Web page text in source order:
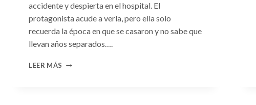
accidente y despierta en el hospital. El
protagonista acude a verla, pero ella solo
recuerda la época en que se casaron y no sabe que
llevan años separados….
LEER MÁS CONSULTA